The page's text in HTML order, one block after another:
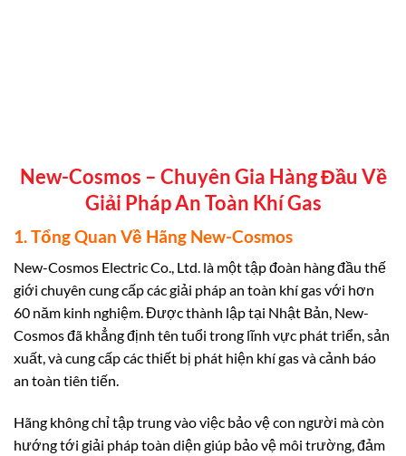
New-Cosmos – Chuyên Gia Hàng Đầu Về
Giải Pháp An Toàn Khí Gas
1. Tổng Quan Về Hãng New-Cosmos
New-Cosmos Electric Co., Ltd. là một tập đoàn hàng đầu thế
giới chuyên cung cấp các giải pháp an toàn khí gas với hơn
60 năm kinh nghiệm. Được thành lập tại Nhật Bản, New-
Cosmos đã khẳng định tên tuổi trong lĩnh vực phát triển, sản
xuất, và cung cấp các thiết bị phát hiện khí gas và cảnh báo
an toàn tiên tiến.
Hãng không chỉ tập trung vào việc bảo vệ con người mà còn
hướng tới giải pháp toàn diện giúp bảo vệ môi trường, đảm